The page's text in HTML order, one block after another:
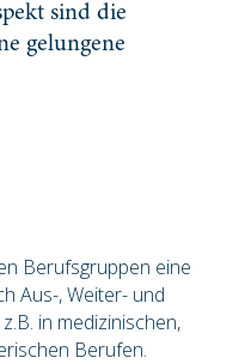
sind die
gelungene
Berufsgruppen eine
Aus-, Weiter- und
in medizinischen,
Berufen.